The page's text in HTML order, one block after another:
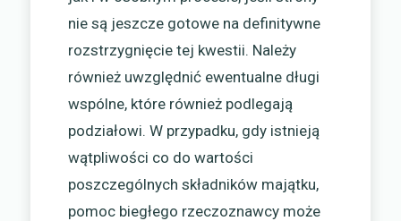
nie są jeszcze gotowe na definitywne
rozstrzygnięcie tej kwestii. Należy
również uwzględnić ewentualne długi
wspólne, które również podlegają
podziałowi. W przypadku, gdy istnieją
wątpliwości co do wartości
poszczególnych składników majątku,
pomoc biegłego rzeczoznawcy może